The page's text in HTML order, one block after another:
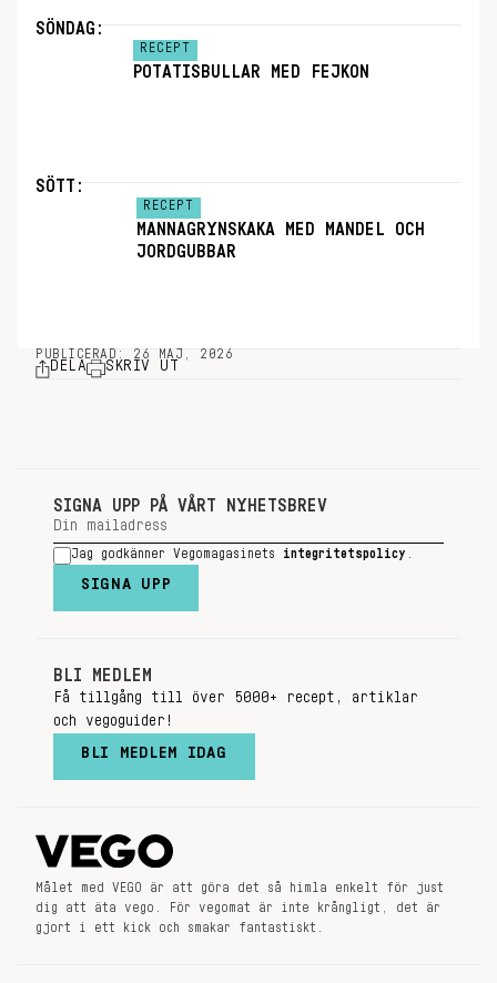
SÖNDAG:
RECEPT
POTATISBULLAR MED FEJKON
SÖTT:
RECEPT
MANNAGRYNSKAKA MED MANDEL OCH
JORDGUBBAR
PUBLICERAD: 26 MAJ, 2026
DELA SKRIV UT
SIGNA UPP PÅ VÅRT NYHETSBREV
Jag godkänner Vegomagasinets integritetspolicy
SIGNA UPP
BLI MEDLEM
Få tillgång till över 5000+ recept, artiklar
och vegoguider!
BLI MEDLEM IDAG
Målet med VEGO är att göra det så himla enkelt för just
dig att äta vego. För vegomat är inte krångligt, det är
gjort i ett kick och smakar fantastiskt.